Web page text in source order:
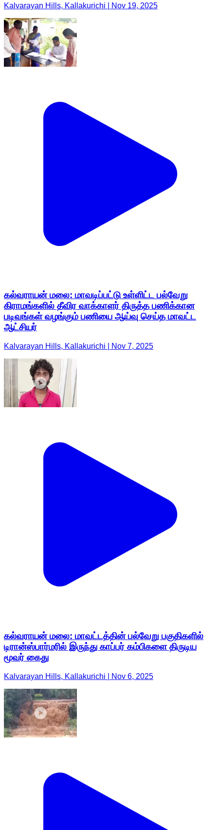
Kalvarayan Hills, Kallakurichi | Nov 19, 2025
கல்வராயன் மலை: மாவடிப்பட்டு உள்ளிட்ட பல்வேறு
கிராமங்களில் தீவிர வாக்காளர் திருத்த பணிக்கான
படிவங்கள் வழங்கும் பணியை ஆய்வு செய்த மாவட்ட
ஆட்சியர்
Kalvarayan Hills, Kallakurichi | Nov 7, 2025
கல்வராயன் மலை: மாவட்டத்தின் பல்வேறு பகுதிகளில்
டிரான்ஸ்பார்மரில் இருந்து காப்பர் கம்பிகளை திருடிய
மூவர் கைது
Kalvarayan Hills, Kallakurichi | Nov 6, 2025